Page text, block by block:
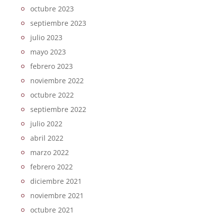
octubre 2023
septiembre 2023
julio 2023
mayo 2023
febrero 2023
noviembre 2022
octubre 2022
septiembre 2022
julio 2022
abril 2022
marzo 2022
febrero 2022
diciembre 2021
noviembre 2021
octubre 2021